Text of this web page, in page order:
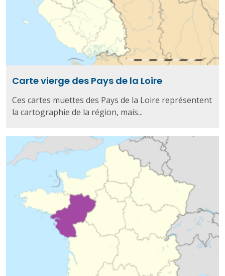
Carte vierge des Pays de la Loire
Ces cartes muettes des Pays de la Loire représentent
la cartographie de la région, mais...